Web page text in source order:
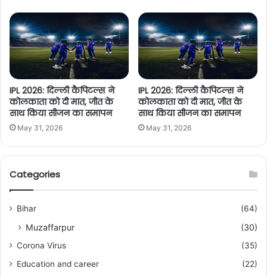
IPL 2026: दिल्ली कैपिटल्स ने
कोलकाता को दी मात, जीत के
साथ किया सीजन का समापन
May 31, 2026
IPL 2026: दिल्ली कैपिटल्स ने
कोलकाता को दी मात, जीत के
साथ किया सीजन का समापन
May 31, 2026
Categories
Bihar (64)
Muzaffarpur (30)
Corona Virus
(35)
Education and career
(22)